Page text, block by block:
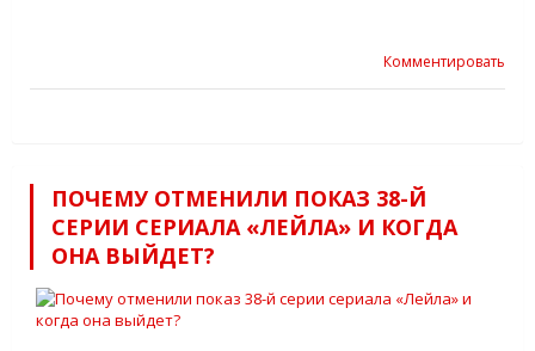
Комментировать
ПОЧЕМУ ОТМЕНИЛИ ПОКАЗ 38-Й
СЕРИИ СЕРИАЛА «ЛЕЙЛА» И КОГДА
ОНА ВЫЙДЕТ?